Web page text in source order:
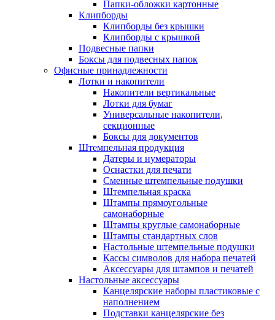
Папки-обложки картонные
Клипборды
Клипборды без крышки
Клипборды с крышкой
Подвесные папки
Боксы для подвесных папок
Офисные принадлежности
Лотки и накопители
Накопители вертикальные
Лотки для бумаг
Универсальные накопители,
секционные
Боксы для документов
Штемпельная продукция
Датеры и нумераторы
Оснастки для печати
Сменные штемпельные подушки
Штемпельная краска
Штампы прямоугольные
самонаборные
Штампы круглые самонаборные
Штампы стандартных слов
Настольные штемпельные подушки
Кассы символов для набора печатей
Аксессуары для штампов и печатей
Настольные аксессуары
Канцелярские наборы пластиковые с
наполнением
Подставки канцелярские без